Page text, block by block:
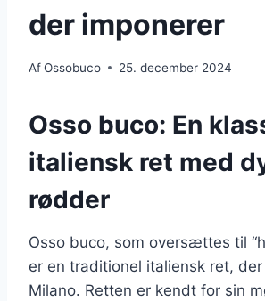
der imponerer
AfOssobuco 25. december 2024
Osso buco: En
italiensk ret med
rødder
Osso buco, som oversættes til
er en traditionel italiensk ret,
Milano. Retten er kendt for sin